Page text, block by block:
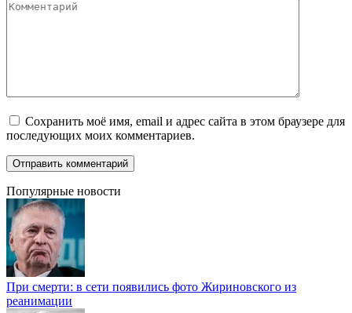
Комментарий
Сохранить моё имя, email и адрес сайта в этом браузере для
последующих моих комментариев.
Популярные новости
При смерти: в сети появились фото Жириновского из
реанимации